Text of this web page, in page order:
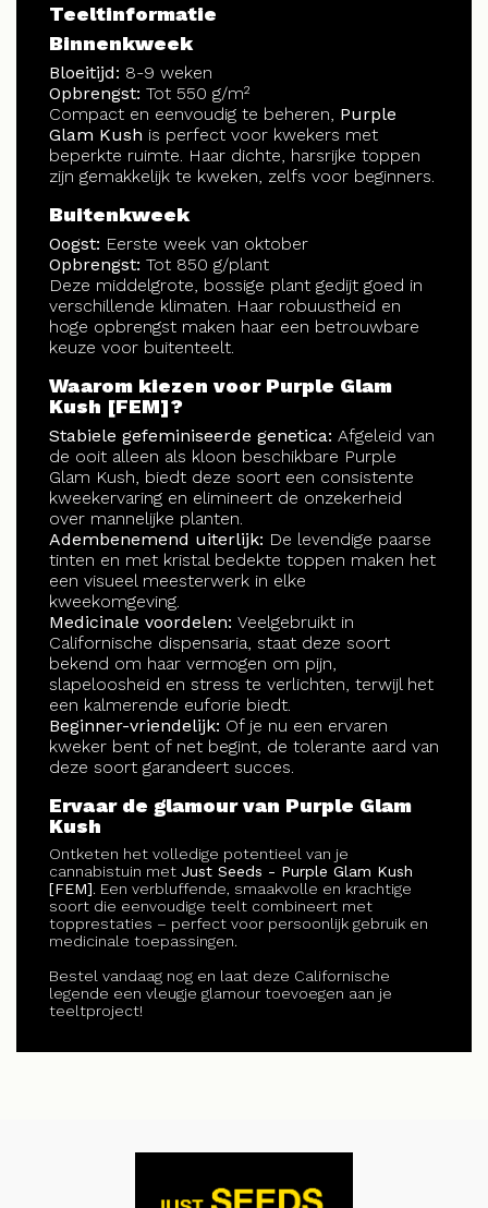
Teeltinformatie
Binnenkweek
Bloeitijd: 8-9 weken
Opbrengst: Tot 550 g/m²
Compact en eenvoudig te beheren, Purple
Glam Kush is perfect voor kwekers met
beperkte ruimte. Haar dichte, harsrijke toppen
zijn gemakkelijk te kweken, zelfs voor beginners.
Buitenkweek
Oogst: Eerste week van oktober
Opbrengst: Tot 850 g/plant
Deze middelgrote, bossige plant gedijt goed in
verschillende klimaten. Haar robuustheid en
hoge opbrengst maken haar een betrouwbare
keuze voor buitenteelt.
Waarom kiezen voor Purple Glam
Kush [FEM]?
Stabiele gefeminiseerde genetica: Afgeleid van
de ooit alleen als kloon beschikbare Purple
Glam Kush, biedt deze soort een consistente
kweekervaring en elimineert de onzekerheid
over mannelijke planten.
Adembenemend uiterlijk: De levendige paarse
tinten en met kristal bedekte toppen maken het
een visueel meesterwerk in elke
kweekomgeving.
Medicinale voordelen: Veelgebruikt in
Californische dispensaria, staat deze soort
bekend om haar vermogen om pijn,
slapeloosheid en stress te verlichten, terwijl het
een kalmerende euforie biedt.
Beginner-vriendelijk: Of je nu een ervaren
kweker bent of net begint, de tolerante aard van
deze soort garandeert succes.
Ervaar de glamour van Purple Glam
Kush
Ontketen het volledige potentieel van je
cannabistuin met Just Seeds - Purple Glam Kush
[FEM]. Een verbluffende, smaakvolle en krachtige
soort die eenvoudige teelt combineert met
topprestaties – perfect voor persoonlijk gebruik en
medicinale toepassingen.
Bestel vandaag nog en laat deze Californische
legende een vleugje glamour toevoegen aan je
teeltproject!